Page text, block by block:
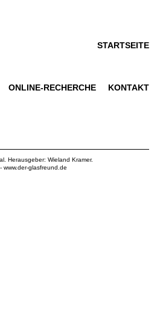
STARTSEITE
ONLINE-RECHERCHE KONTAKT
Herausgeber: Wieland Kramer.
- www.der-glasfreund.de